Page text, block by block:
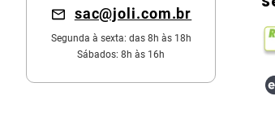
sac@joli.com.br
Segunda à sexta: das 8h às 18h
Sábados: 8h às 16h